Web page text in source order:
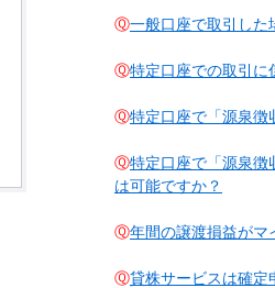
Ⓠ一般口座で取引した
Ⓠ特定口座での取引に
Ⓠ特定口座で「源泉徴
Ⓠ特定口座で「源泉徴
は可能ですか？
Ⓠ年間の譲渡損益がマ
Ⓠ貸株サービスは確定